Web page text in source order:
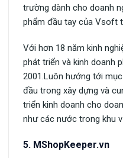
trường dành cho doanh
phẩm đầu tay của Vsoft
Với hơn 18 năm kinh
phát triển và kinh doanh
2001.Luôn hướng tới
đầu trong xây dựng và
triển kinh doanh cho
như các nước trong khu
5. MShopKeeper.vn